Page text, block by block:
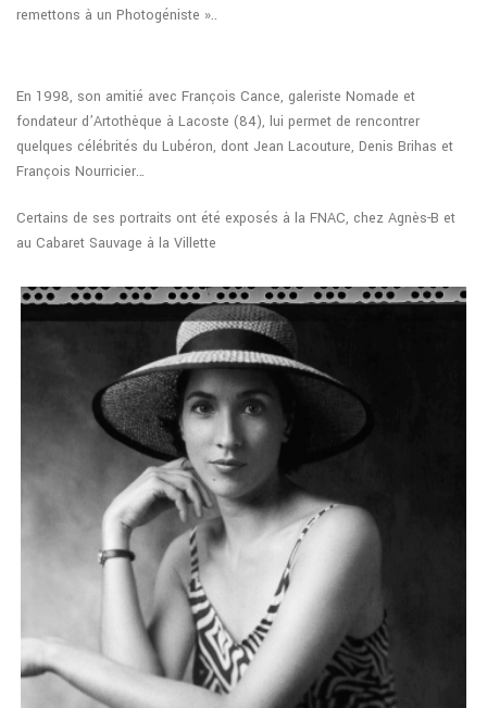
remettons à un Photogéniste »..
En 1998, son amitié avec François Cance, galeriste Nomade et
fondateur d’Artothèque à Lacoste (84), lui permet de rencontrer
quelques célébrités du Lubéron, dont Jean Lacouture, Denis Brihas et
François Nourricier…
Certains de ses portraits ont été exposés à la FNAC, chez Agnès-B et
au Cabaret Sauvage à la Villette